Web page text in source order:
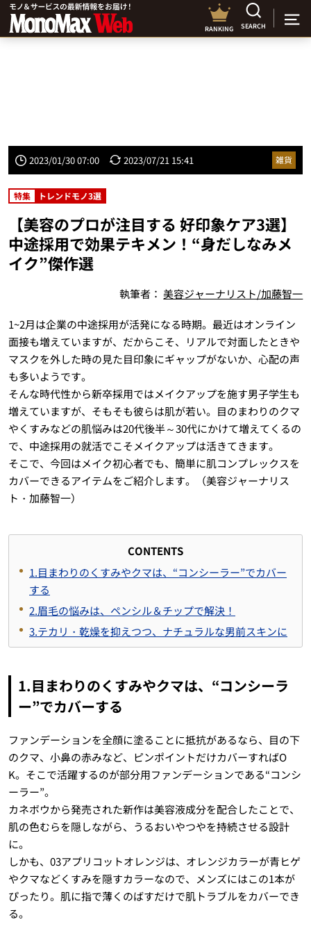
RANKING SEARCH
2023/01/30 07:00 2023/07/21 15:41 雑貨
特集 トレンドモノ3選
【美容のプロが注目する 好印象ケア3選】
中途採用で効果テキメン！“身だしなみメ
イク”傑作選
執筆者：美容ジャーナリスト/加藤智一
1~2月は企業の中途採用が活発になる時期。最近はオンライン
面接も増えていますが、だからこそ、リアルで対面したときや
マスクを外した時の見た目印象にギャップがないか、心配の声
も多いようです。
そんな時代性から新卒採用ではメイクアップを施す男子学生も
増えていますが、そもそも彼らは肌が若い。目のまわりのクマ
やくすみなどの肌悩みは20代後半～30代にかけて増えてくるの
で、中途採用の就活でこそメイクアップは活きてきます。
そこで、今回はメイク初心者でも、簡単に肌コンプレックスを
カバーできるアイテムをご紹介します。（美容ジャーナリス
ト・加藤智一）
CONTENTS
1.目まわりのくすみやクマは、“コンシーラー”でカバー
する
2.眉毛の悩みは、ペンシル＆チップで解決！
3.テカリ・乾燥を抑えつつ、ナチュラルな男前スキンに
1.目まわりのくすみやクマは、“コンシーラ
ー”でカバーする
ファンデーションを全顔に塗ることに抵抗があるなら、目の下
のクマ、小鼻の赤みなど、ピンポイントだけカバーすればO
K。そこで活躍するのが部分用ファンデーションである“コンシ
ーラー”。
カネボウから発売された新作は美容液成分を配合したことで、
肌の色むらを隠しながら、うるおいやつやを持続させる設計
に。
しかも、03アプリコットオレンジは、オレンジカラーが青ヒゲ
やクマなどくすみを隠すカラーなので、メンズにはこの1本が
ぴったり。肌に指で薄くのばすだけで肌トラブルをカバーでき
る。